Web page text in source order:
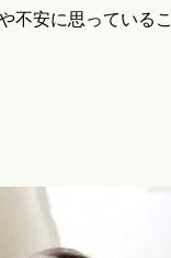
安に思っている